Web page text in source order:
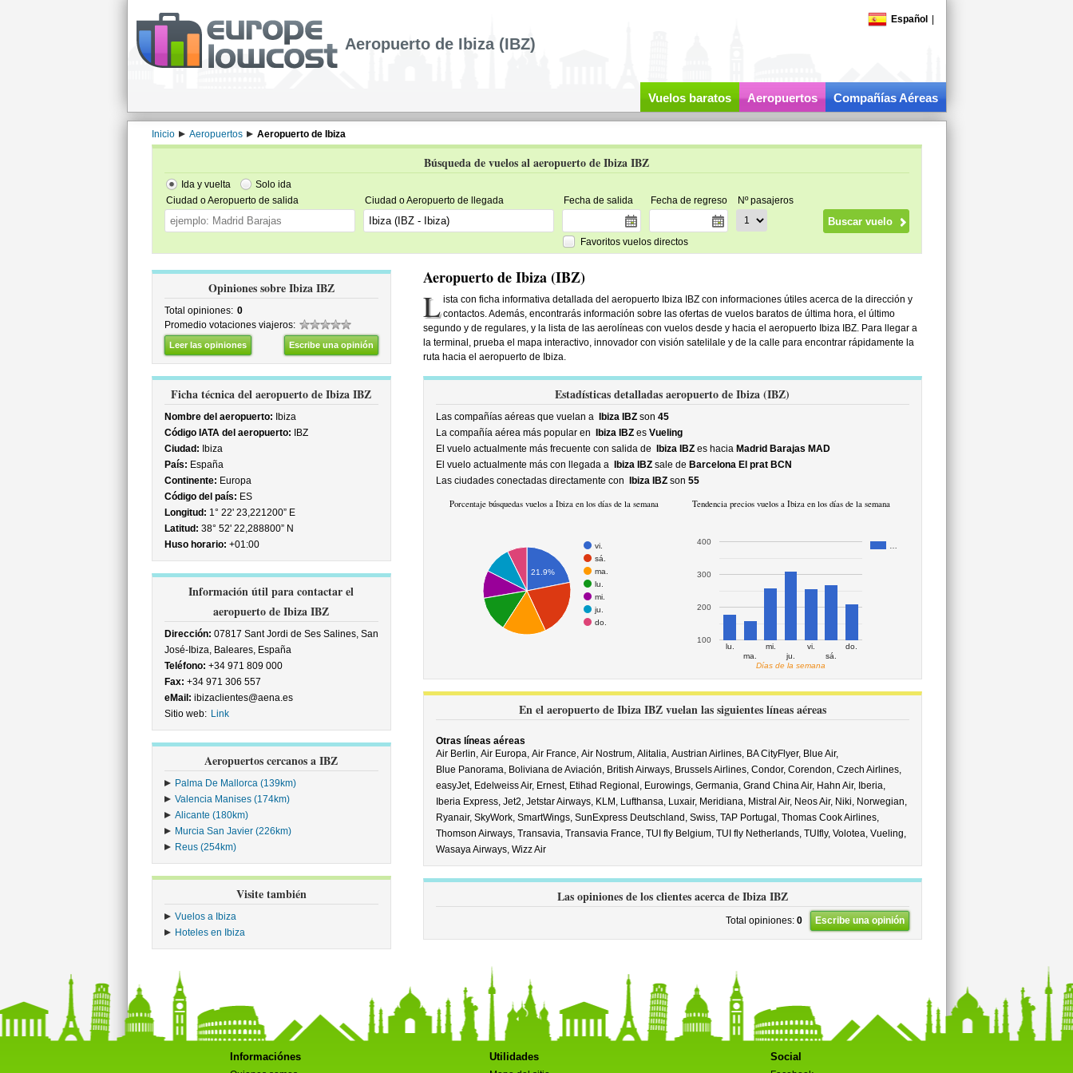
Español
Aeropuerto de Ibiza (IBZ)
Vuelos baratos Aeropuertos Compañías Aéreas
Inicio Aeropuertos Aeropuerto de Ibiza
Búsqueda de vuelos al aeropuerto de Ibiza IBZ
Ida y vuelta
Solo ida
Ciudad o Aeropuerto de salida
Ciudad o Aeropuerto de llegada Fecha de salida Fecha de regreso Nº pasajeros
Favoritos vuelos directos
Opiniones sobre Ibiza IBZ
Total opiniones: 0
Promedio votaciones viajeros:
Leer las opiniones Escribe una opinión
Ficha técnica del aeropuerto de Ibiza IBZ
Nombre del aeropuerto: Ibiza
Código IATA del aeropuerto: IBZ
Ciudad: Ibiza
País: España
Continente: Europa
Código del país: ES
Longitud: 1° 22' 23,221200” E
Latitud: 38° 52' 22,288800” N
Huso horario: +01:00
Información útil para contactar el
aeropuerto de Ibiza IBZ
Dirección: 07817 Sant Jordi de Ses Salines, San
José-Ibiza, Baleares, España
Teléfono: +34 971 809 000
Fax: +34 971 306 557
eMail: ibizaclientes@aena.es
Sitio web: Link
Aeropuertos cercanos a IBZ
Palma De Mallorca (139km)
Valencia Manises (174km)
Alicante (180km)
Murcia San Javier (226km)
Reus (254km)
Visite también
Vuelos a Ibiza
Hoteles en Ibiza
Aeropuerto de Ibiza (IBZ)
L ista con ficha informativa detallada del aeropuerto Ibiza IBZ con informaciones útiles acerca de la dirección y
contactos. Además, encontrarás información sobre las ofertas de vuelos baratos de última hora, el último
segundo y de regulares, y la lista de las aerolíneas con vuelos desde y hacia el aeropuerto Ibiza IBZ. Para llegar a
la terminal, prueba el mapa interactivo, innovador con visión satelilale y de la calle para encontrar rápidamente la
ruta hacia el aeropuerto de Ibiza.
Estadísticas detalladas aeropuerto de Ibiza (IBZ)
Las compañías aéreas que vuelan a Ibiza IBZson 45
La compañía aérea más popular en
Ibiza IBZes Vueling
El vuelo actualmente más frecuente con salida de
Ibiza IBZes hacia Madrid Barajas MAD
El vuelo actualmente más con llegada a
Ibiza IBZsale de Barcelona El prat BCN
Las ciudades conectadas directamente con
Ibiza IBZson 55
Porcentaje búsquedas vuelos a Ibiza en los días de la semana
vi.
sá.
ma.
lu.
mi.
ju.
do.
21.9%
Tendencia precios vuelos a Ibiza en los días de la semana
lu.
ma.
mi.
ju.
vi.
sá.
do.
100
200
300
400
Días de la semana
En el aeropuerto de Ibiza IBZ vuelan las siguientes líneas aéreas
Otras líneas aéreas
Air Berlin, Air Europa, Air France, Air Nostrum, Alitalia, Austrian Airlines, BA CityFlyer, Blue Air,
Blue Panorama, Boliviana de Aviación, British Airways, Brussels Airlines, Condor, Corendon, Czech Airlines,
easyJet, Edelweiss Air, Ernest, Etihad Regional, Eurowings, Germania, Grand China Air, Hahn Air, Iberia,
Iberia Express, Jet2, Jetstar Airways, KLM, Lufthansa, Luxair, Meridiana, Mistral Air, Neos Air, Niki, Norwegian,
Ryanair, SkyWork, SmartWings, SunExpress Deutschland, Swiss, TAP Portugal, Thomas Cook Airlines,
Thomson Airways, Transavia, Transavia France, TUI fly Belgium, TUI fly Netherlands, TUIfly, Volotea, Vueling,
Wasaya Airways, Wizz Air
Las opiniones de los clientes acerca de Ibiza IBZ
Total opiniones: 0 Escribe una opinión
Informaciónes Utilidades Social